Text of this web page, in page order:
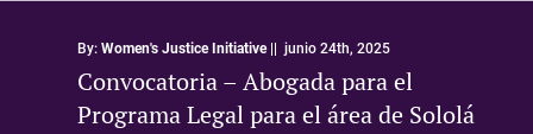
By: Women's Justice Initiative|| junio 24th, 2025
Convocatoria – Abogada para el
Programa Legal para el área de Sololá